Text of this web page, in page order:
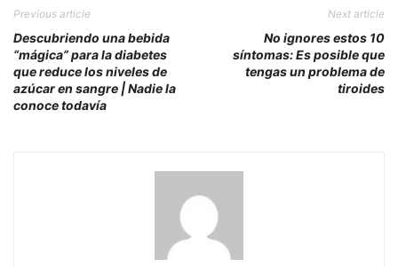
Previous article
Descubriendo una bebida
“mágica” para la diabetes
que reduce los niveles de
azúcar en sangre | Nadie la
conoce todavía
Next article
No ignores estos 10
síntomas: Es posible que
tengas un problema de
tiroides